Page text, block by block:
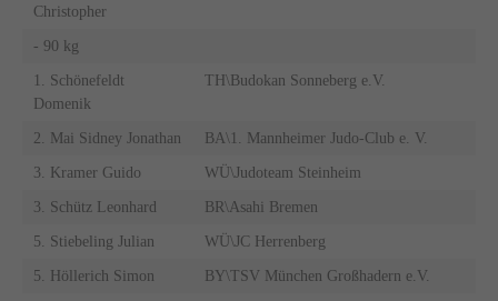
Christopher
- 90 kg
1. Schönefeldt
Domenik
TH\Budokan Sonneberg e.V.
2. Mai Sidney Jonathan BA\1. Mannheimer Judo-Club e. V.
3. Kramer Guido WÜ\Judoteam Steinheim
3. Schütz Leonhard BR\Asahi Bremen
5. Stiebeling Julian WÜ\JC Herrenberg
5. Höllerich Simon BY\TSV München Großhadern e.V.